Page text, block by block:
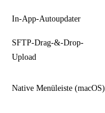
In-App-Autoupdater
SFTP-Drag-&-Drop-
Upload
Native Menüleiste (macOS)